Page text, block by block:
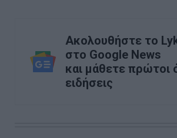
Ακολουθήστε το
στο Google News
και μάθετε πρώτοι
ειδήσεις